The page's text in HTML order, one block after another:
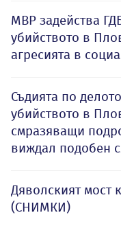
МВР задейства
убийството в
агресията в
Съдията по
убийството в
смразяващи
виждал подобен
Дяволският мост
(СНИМКИ)